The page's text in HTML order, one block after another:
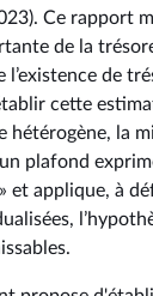
Ce rapport
de la
de
cette
hétérogène, la
plafond
et applique, à